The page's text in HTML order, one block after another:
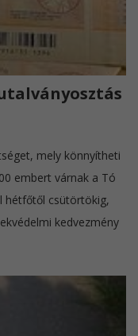
mely könnyítheti
embert várnak a Tó
hétfőtől csütörtökig,
kedvezmény